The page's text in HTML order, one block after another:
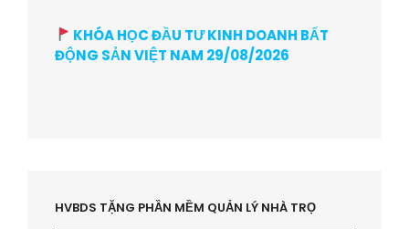
KHÓA HỌC ĐẦU TƯ KINH DOANH BẤT
ĐỘNG SẢN VIỆT NAM 29/08/2026
HVBDS TẶNG PHẦN MỀM QUẢN LÝ NHÀ TRỌ